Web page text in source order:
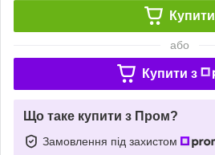
Купити
або
Купити з
Що таке купити з Пром?
Замовлення під захистом